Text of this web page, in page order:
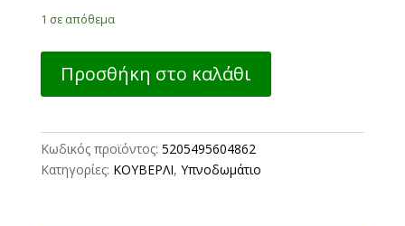
1 σε απόθεμα
ΥΠΕΡΔΙΠΛΟ
ELEMENTS-
230X240
ORCHID
Προσθήκη στο καλάθι
Κωδικός προϊόντος: 5205495604862
Κατηγορίες: ΚΟΥΒΕΡΛΙ, Υπνοδωμάτιο